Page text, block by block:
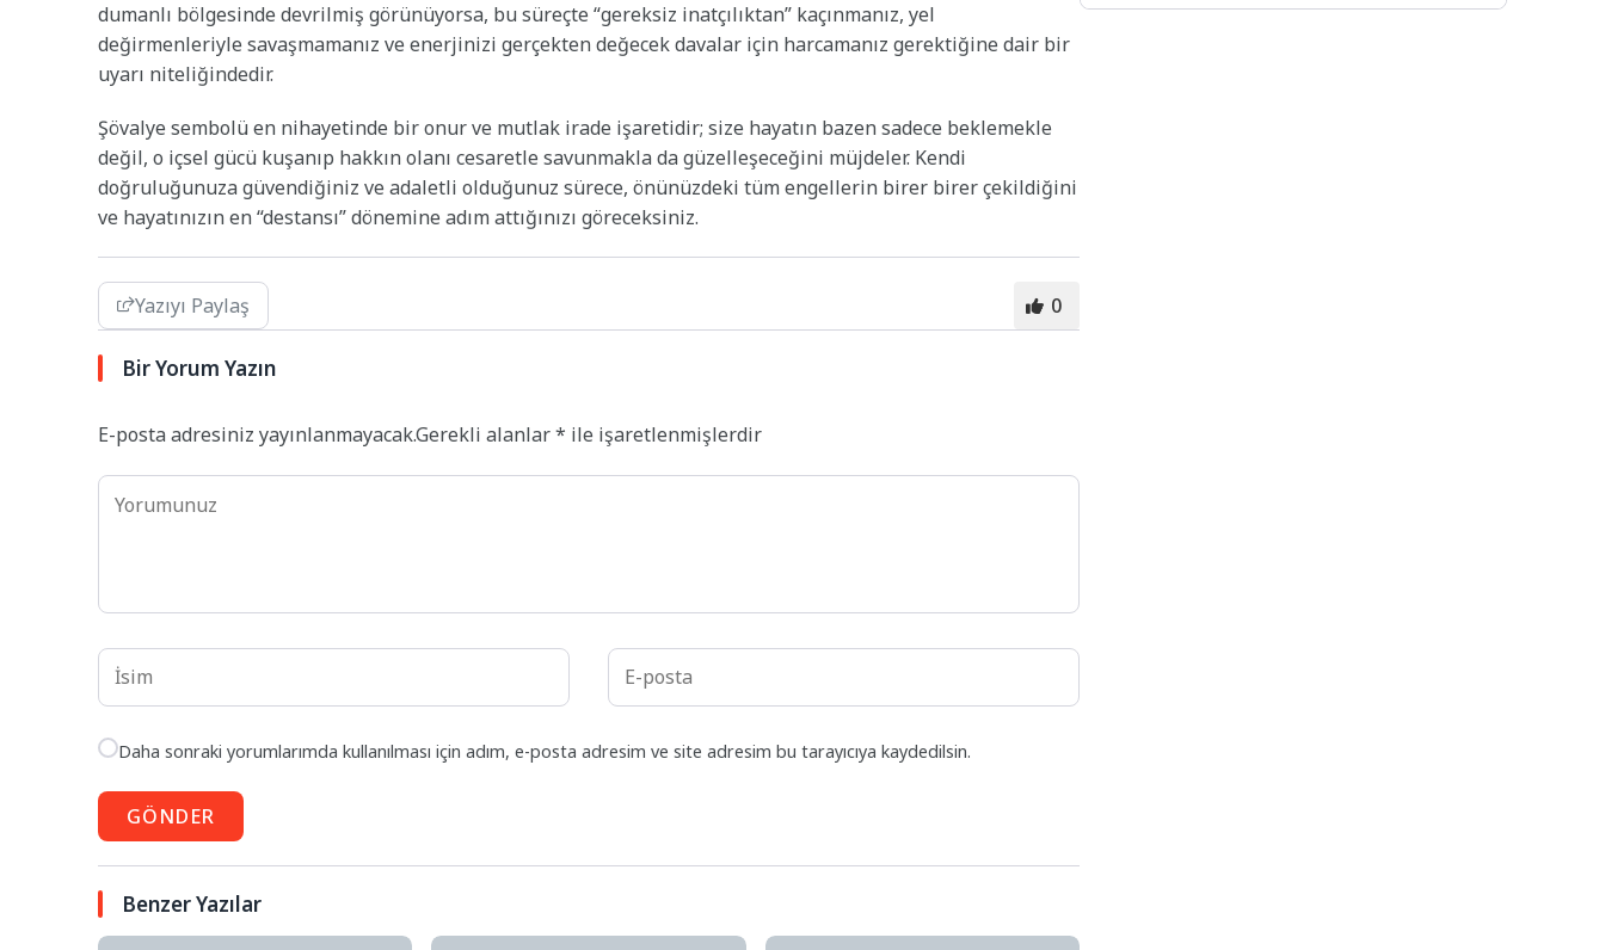
dumanlı bölgesinde devrilmiş görünüyorsa, bu süreçte “gereksiz inatçılıktan” kaçınmanız, yel
değirmenleriyle savaşmamanız ve enerjinizi gerçekten değecek davalar için harcamanız gerektiğine dair bir
uyarı niteliğindedir.
Şövalye sembolü en nihayetinde bir onur ve mutlak irade işaretidir; size hayatın bazen sadece beklemekle
değil, o içsel gücü kuşanıp hakkın olanı cesaretle savunmakla da güzelleşeceğini müjdeler. Kendi
doğruluğunuza güvendiğiniz ve adaletli olduğunuz sürece, önünüzdeki tüm engellerin birer birer çekildiğini
ve hayatınızın en “destansı” dönemine adım attığınızı göreceksiniz.
Yazıyı Paylaş 0
Bir Yorum Yazın
E-posta adresiniz yayınlanmayacak.Gerekli alanlar* ile işaretlenmişlerdir
Daha sonraki yorumlarımda kullanılması için adım, e-posta adresim ve site adresim bu tarayıcıya kaydedilsin.
GÖNDER
Benzer Yazılar